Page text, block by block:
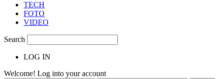
TECH
FOTO
VIDEO
Search
LOG IN
Welcome! Log into your account